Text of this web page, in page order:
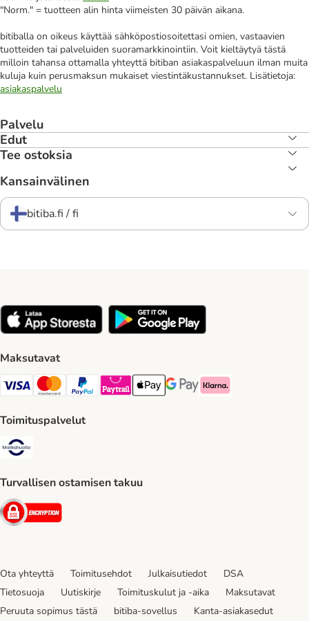
"Norm." = tuotteen alin hinta viimeisten 30 päivän aikana.
bitiballa on oikeus käyttää sähköpostiosoitettasi omien, vastaavien
tuotteiden tai palveluiden suoramarkkinointiin. Voit kieltäytyä tästä
milloin tahansa ottamalla yhteyttä bitiban asiakaspalveluun ilman muita
kuluja kuin perusmaksun mukaiset viestintäkustannukset. Lisätietoja:
asiakaspalvelu
Palvelu
Edut
Tee ostoksia
Kansainvälinen
bitiba.fi / fi
Maksutavat
VISA Payment Method
Mastercard Payment Method
Paypal Payment Method
Paytrail Payment Method
Apple Pay Payment Method
Google Pay Payment Method
Klarna Payment Method
Toimituspalvelut
Turvallisen ostamisen takuu
Security
Ota yhteyttä Toimitusehdot Julkaisutiedot
DSA
Tietosuoja
Uutiskirje Toimituskulut ja -aika
Maksutavat
Peruuta sopimus tästä
bitiba-sovellus Kanta-asiakasedut